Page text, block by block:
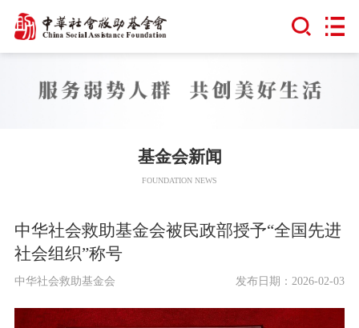
基金会新闻
FOUNDATION NEWS
中华社会救助基金会被民政部授予“全国先进
社会组织”称号
中华社会救助基金会 发布日期：2026-02-03